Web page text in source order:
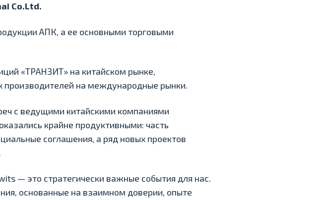
Co.Ltd.
АПК, а ее основными торговыми
«ТРАНЗИТ» на китайском рынке,
производителей на международные рынки.
с ведущими китайскими компаниями
крайне продуктивными: часть
соглашения, а ряд новых проектов
— это стратегически важные события для нас.
основанные на взаимном доверии, опыте